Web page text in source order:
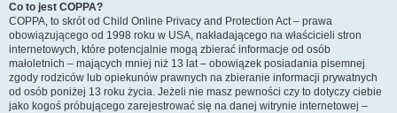
Co to jest COPPA?
COPPA, to skrót od Child Online Privacy and Protection Act – prawa
obowiązującego od 1998 roku w USA, nakładającego na właścicieli stron
internetowych, które potencjalnie mogą zbierać informacje od osób
małoletnich – mających mniej niż 13 lat – obowiązek posiadania pisemnej
zgody rodziców lub opiekunów prawnych na zbieranie informacji prywatnych
od osób poniżej 13 roku życia. Jeżeli nie masz pewności czy to dotyczy ciebie
jako kogoś próbującego zarejestrować się na danej witrynie internetowej –